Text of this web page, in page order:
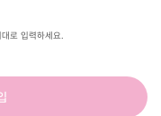
로 입력하세요.